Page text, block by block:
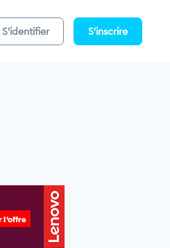
S'identifier S'inscrire